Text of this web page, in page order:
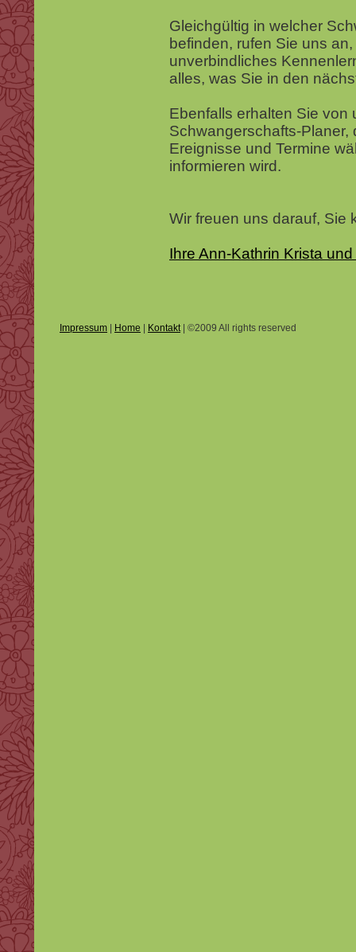
Gleichgültig in welcher
befinden, rufen Sie uns
unverbindliches
alles, was Sie in den
Ebenfalls erhalten Sie von
Schwangerschafts-Planer,
Ereignisse und Termine
informieren wird.
Wir freuen uns darauf, Sie
Ihre Ann-Kathrin Krista
Impressum Home Kontakt| ©2009 All rights reserved